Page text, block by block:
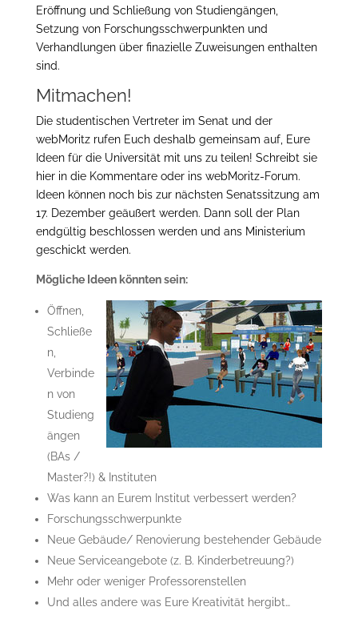
Eröffnung und Schließung von Studiengängen,
Setzung von Forschungsschwerpunkten und
Verhandlungen über finazielle Zuweisungen enthalten
sind.
Mitmachen!
Die studentischen Vertreter im Senat und der
webMoritz rufen Euch deshalb gemeinsam auf, Eure
Ideen für die Universität mit uns zu teilen! Schreibt sie
hier in die Kommentare oder ins webMoritz-Forum.
Ideen können noch bis zur nächsten Senatssitzung am
17. Dezember geäußert werden. Dann soll der Plan
endgültig beschlossen werden und ans Ministerium
geschickt werden.
Mögliche Ideen könnten sein:
Öffnen,
Schließe
n,
Verbinde
n von
Studieng
ängen
(BAs /
Master?!) & Instituten
Was kann an Eurem Institut verbessert werden?
Forschungsschwerpunkte
Neue Gebäude/ Renovierung bestehender Gebäude
Neue Serviceangebote (z. B. Kinderbetreuung?)
Mehr oder weniger Professorenstellen
Und alles andere was Eure Kreativität hergibt…